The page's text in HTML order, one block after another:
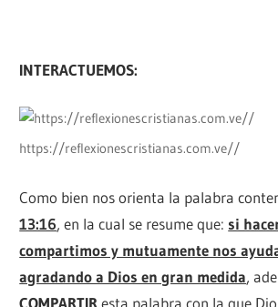
INTERACTUEMOS:
https://reflexionescristianas.com.ve//
Como bien nos orienta la palabra
13:16, en la cual se resume que: si
compartimos y mutuamente nos
agradando a Dios en gran medida,
COMPARTIResta palabra con la que